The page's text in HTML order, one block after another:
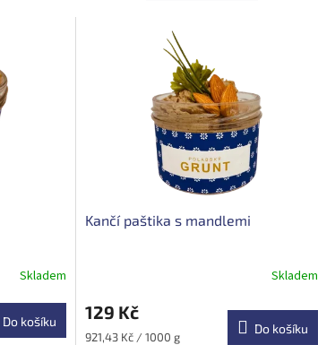
Skladem
Do košíku
Kančí paštika s mandlemi
Skladem
129 Kč
Měrná
921,43 Kč / 1000 g
Do košíku